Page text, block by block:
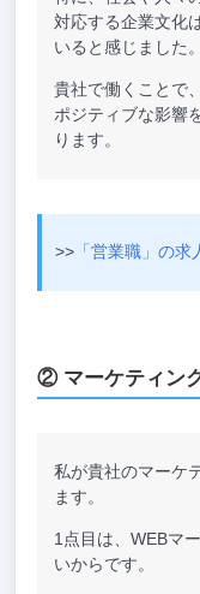
対応する企業文化
いると感じました。
貴社で働くことで
ポジティブな影響
ります。
>> 「営業職」の
② マーケティン
私が貴社のマーケ
ます。
1点目は、WEBマ
いからです。